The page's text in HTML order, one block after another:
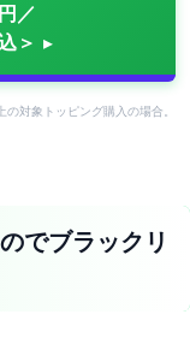
／
＞
対象トッピング購入の場合。
でブラックリ